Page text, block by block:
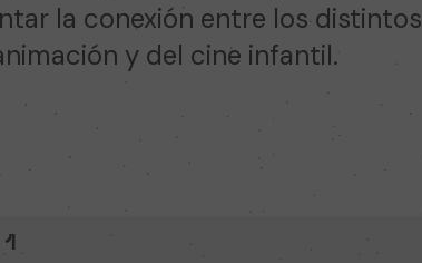
la conexión entre los distintos
y del cine infantil.
1